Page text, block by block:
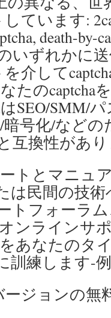
ています:
death-by-
いずれかに
介して
たのcaptcha
SEO/SMM/
号化/など
互換性があ
トとマニュ
は民間の技
トフォーラ
オンラインサ
あなたのタ
訓練します-
ジョンの無